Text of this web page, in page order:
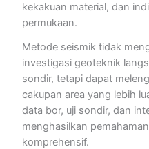
kekakuan material, dan
permukaan.
Metode seismik tidak
investigasi geoteknik
sondir, tetapi dapat
cakupan area yang lebih
data bor, uji sondir, dan
menghasilkan
komprehensif.